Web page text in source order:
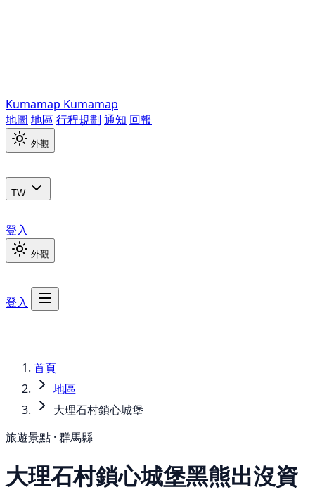
Kumamap Kumamap
地圖 地區 行程規劃 通知 回報
外觀
TW
登入
外觀
登入
首頁
地區
大理石村鎖心城堡
旅遊景點 · 群馬縣
大理石村鎖心城堡黑熊出沒資